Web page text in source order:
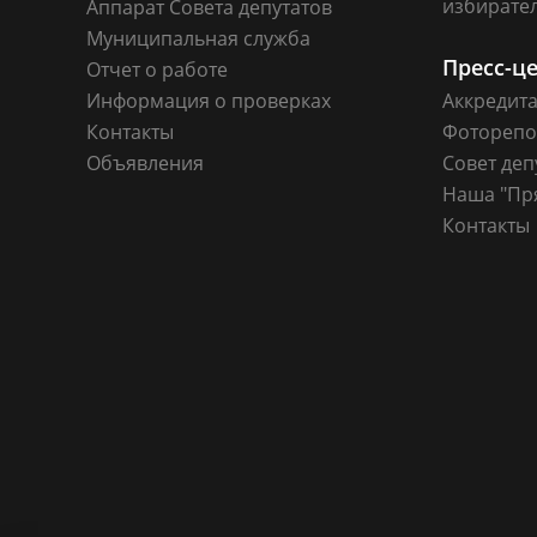
Аппарат Совета депутатов
Муниципальная служба
Отчет о работе
Информация о проверках
Контакты
Объявления
Пресс-
Совет
Наша
Контакты